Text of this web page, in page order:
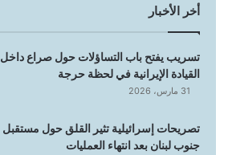
أخر الأخبار
تسريب يفتح باب التساؤلات حول صراع داخل
القيادة الإيرانية في لحظة حرجة
31 مارس، 2026
تصريحات إسرائيلية تثير القلق حول مستقبل
جنوب لبنان بعد انتهاء العمليات